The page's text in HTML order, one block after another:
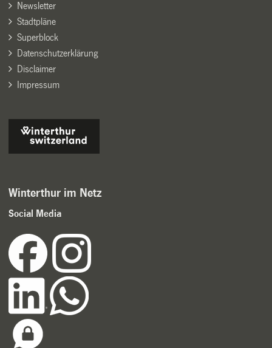
Newsletter
Stadtpläne
Superblock
Datenschutzerklärung
Disclaimer
Impressum
Winterthur im Netz
Social Media